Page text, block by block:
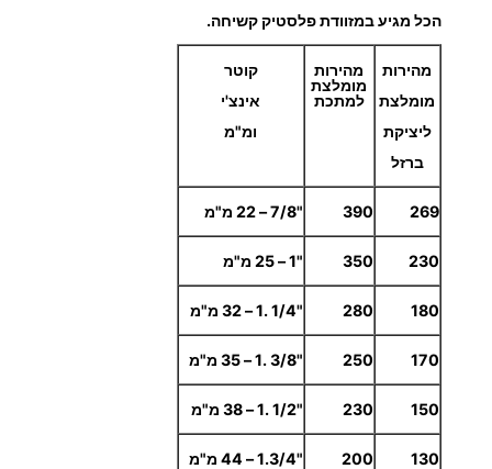
הכל מגיע במזוודת פלסטיק קשיחה.
מהירות
מומלצת
ליציקת
ברזל
מהירות
מומלצת
למתכת
קוטר
אינצ'י
ומ"מ
269
390 "7/8 – 22 מ"מ
230
350 "1 – 25 מ"מ
180
280 "1/4 .1 – 32 מ"מ
170
250 "3/8 .1 – 35 מ"מ
150
230 "1/2 .1 – 38 מ"מ
130
200 "1.3/4 – 44 מ"מ